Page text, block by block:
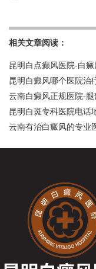
相关文章阅读：
昆明白点癫风医院-白
昆明白癜风哪个医院治
云南白癜风正规医院-
昆明白斑专科医院电话
云南有治白癜风的专业